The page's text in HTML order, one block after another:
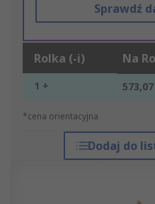
Sprawdź
Rolka (-i) Na
1 + 573,07
*cena orientacyjna
Dodaj do